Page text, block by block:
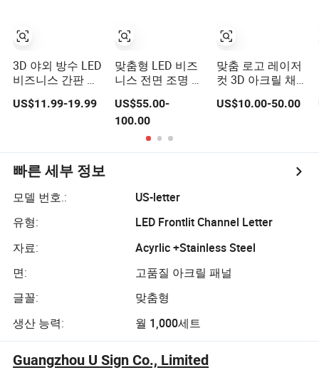
3D 야외 방수 LED
비즈니스 간판 조
형 간판 로고 상점
US$11.99-19.99
맞춤형 LED 비즈
니스 전면 조명 아
판 방수 야외 광고
간판 담배 가게용
US$55.00-
100.00
맞춤 로고 레이저
컷 3D 아크릴 채
조명 상점 광고 간
US$10.00-50.00
빠른 세부 정보
모델 번호.:
US-letter
유형:
LED Frontlit Channel Letter
자료:
Acyrlic +Stainless Steel
면:
고품질 아크릴 패널
글꼴:
맞춤형
생산 능력:
월 1,000세트
Guangzhou U Sign Co., Limited